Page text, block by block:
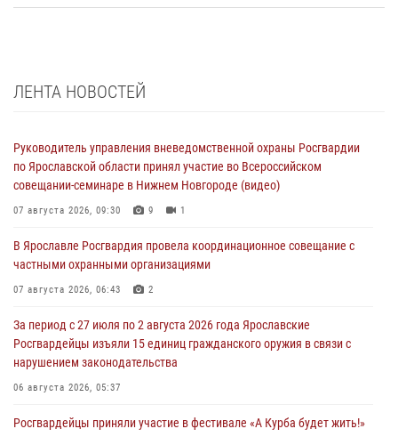
ЛЕНТА НОВОСТЕЙ
Руководитель управления вневедомственной охраны Росгвардии
по Ярославской области принял участие во Всероссийском
совещании-семинаре в Нижнем Новгороде (видео)
07 августа 2026, 09:30 9 1
В Ярославле Росгвардия провела координационное совещание с
частными охранными организациями
07 августа 2026, 06:43 2
За период с 27 июля по 2 августа 2026 года Ярославские
Росгвардейцы изъяли 15 единиц гражданского оружия в связи с
нарушением законодательства
06 августа 2026, 05:37
Росгвардейцы приняли участие в фестивале «А Курба будет жить!»